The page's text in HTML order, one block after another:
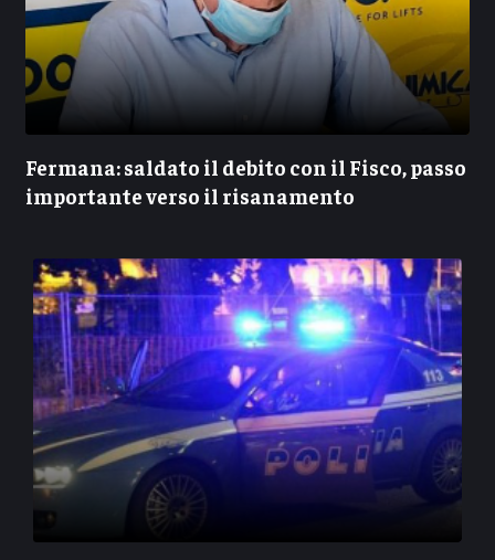
Fermana: saldato il debito con il Fisco, passo
importante verso il risanamento